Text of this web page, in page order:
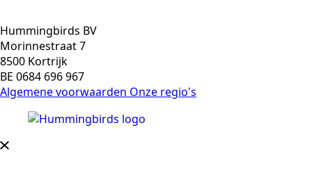
Hummingbirds BV
Morinnestraat 7
8500 Kortrijk
BE 0684 696 967
Algemene voorwaarden Onze regio's